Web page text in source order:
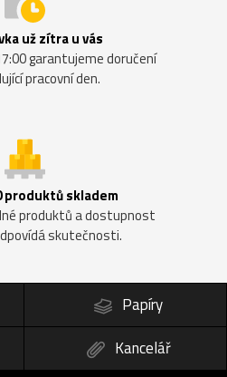
už zítra u vás
garantujeme doručení
pracovní den.
produktů skladem
produktů a dostupnost
skutečnosti.
Papíry
Kancelář